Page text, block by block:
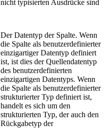
nicht typisierten Ausdrücke sind
Der Datentyp der Spalte. Wenn
die Spalte als benutzerdefinierter
einzigartiger Datentyp definiert
ist, ist dies der Quellendatentyp
des benutzerdefinierten
einzigartigen Datentyps. Wenn
die Spalte als benutzerdefinierter
strukturierter Typ definiert ist,
handelt es sich um den
strukturierten Typ, der auch den
Rückgabetyp der